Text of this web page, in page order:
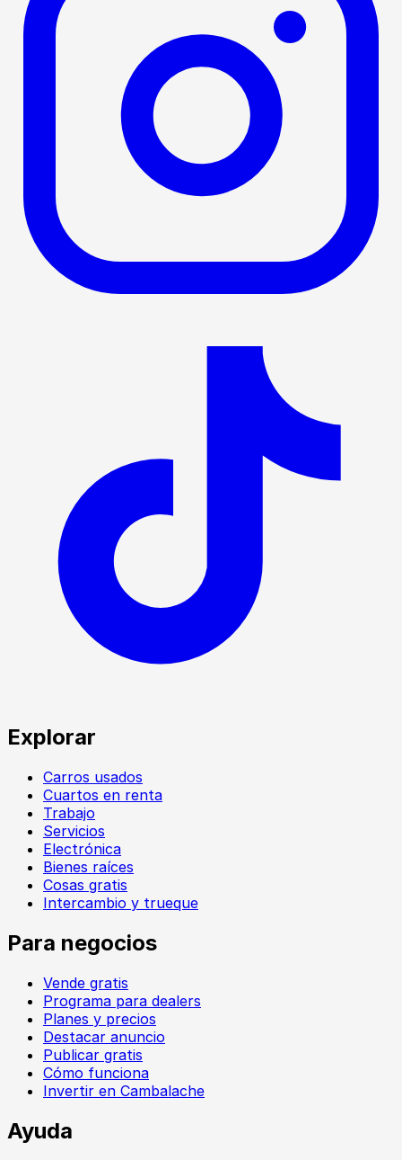
Explorar
Carros usados
Cuartos en renta
Trabajo
Servicios
Electrónica
Bienes raíces
Cosas gratis
Intercambio y trueque
Para negocios
Vende gratis
Programa para dealers
Planes y precios
Destacar anuncio
Publicar gratis
Cómo funciona
Invertir en Cambalache
Ayuda